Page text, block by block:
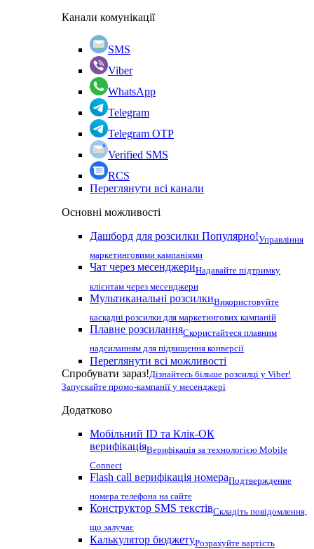
Канали комунікації
SMS
Viber
WhatsApp
Telegram
Telegram OTP
Verified SMS
RCS
Переглянути всі канали
Основні можливості
Дашборд для розсилки Популярно!Управління
маркетинговими кампаніями
Чат через месенджериНадавайте підтримку
клієнтам через месенджери
Мультиканальні розсилкиВикористовуйте
каскадні розсилки для маркетингових кампаній
Плавне розсиланняСкористайтеся плавним
надсиланням для підвищення конверсії
Переглянути всі можливості
Спробувати зараз!Дізнайтесь більше розсилці у Viber!
Запускайте промо-кампанії у месенджері
Додатково
Мобільний ID та Клік-ОК
верифікаціяВерифікація за технологією Mobile
Connect
Flash call верифікація номераПодтверждение
номера телефона на сайте
Конструктор SMS текстівСкладіть повідомлення,
що залучає
Калькулятор бюджетуРозрахуйте вартість